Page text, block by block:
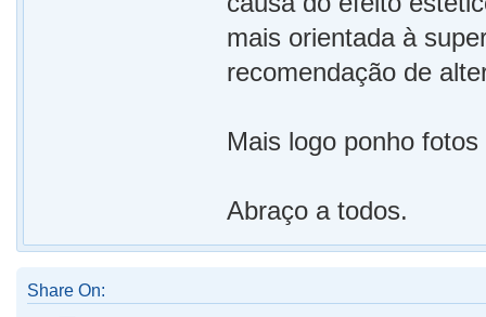
mais orientada à
recomendação de
Mais logo ponho
Abraço a todos.
Share On: